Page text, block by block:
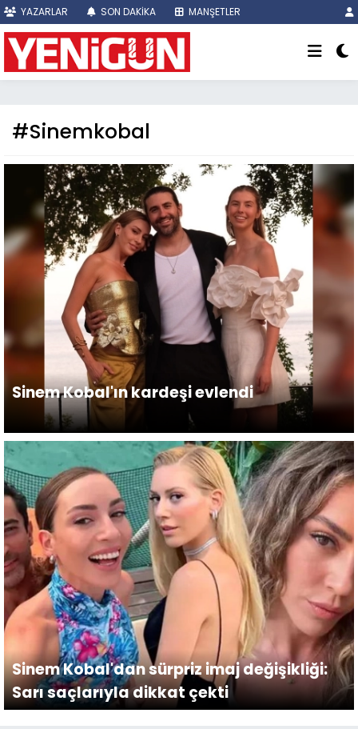
YAZARLAR SON DAKİKA MANŞETLER
#Sinemkobal
Sinem Kobal'ın kardeşi evlendi
Sinem Kobal'dan sürpriz imaj değişikliği:
Sarı saçlarıyla dikkat çekti